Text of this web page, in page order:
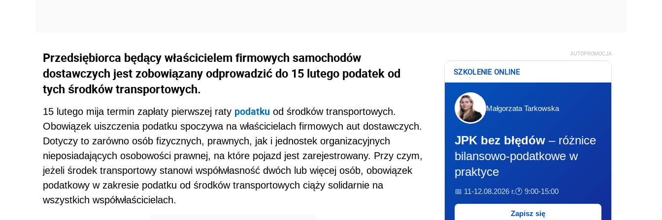
Przedsiębiorca będący właścicielem firmowych samochodów
dostawczych jest zobowiązany odprowadzić do 15 lutego podatek od
tych środków transportowych.
15 lutego mija termin zapłaty pierwszej raty podatku od środków transportowych.
Obowiązek uiszczenia podatku spoczywa na właścicielach firmowych aut dostawczych.
Dotyczy to zarówno osób fizycznych, prawnych, jak i jednostek organizacyjnych
nieposiadających osobowości prawnej, na które pojazd jest zarejestrowany. Przy czym,
jeżeli środek transportowy stanowi współwłasność dwóch lub więcej osób, obowiązek
podatkowy w zakresie podatku od środków transportowych ciąży solidarnie na
wszystkich współwłaścicielach.
AUTOPROMOCJA
SZKOLENIE ONLINE
Małgorzata Tarkowska
JPK bez błędów – różnice
bilansowo-podatkowe w
praktyce
📅 11-12.08.2026 r.🕐 9:00-15:00
Zapisz się